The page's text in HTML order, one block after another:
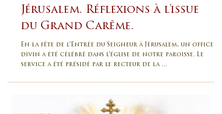
Jérusalem. Réflexions à l’issue
du Grand Carême.
En la fête de l’Entrée du Seigneur à Jérusalem, un office
divin a été célébré dans l’église de notre paroisse. Le
service a été présidé par le recteur de la …